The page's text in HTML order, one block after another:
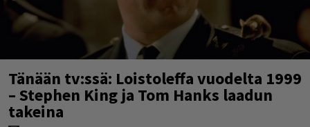
Tänään tv:ssä: Loistoleffa vuodelta 1999
– Stephen King ja Tom Hanks laadun
takeina